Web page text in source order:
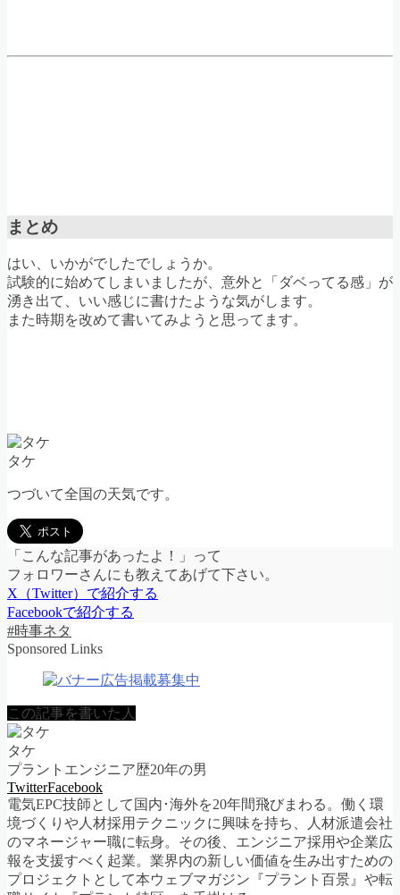
まとめ
はい、いかがでしたでしょうか。
試験的に始めてしまいましたが、意外と「ダベってる感」が
湧き出て、いい感じに書けたような気がします。
また時期を改めて書いてみようと思ってます。
タケ
つづいて全国の天気です。
「こんな記事があったよ！」って
フォロワーさんにも教えてあげて下さい。
X（Twitter）で紹介する
Facebookで紹介する
#時事ネタ
Sponsored Links
この記事を書いた人
タケ
プラントエンジニア歴20年の男
TwitterFacebook
電気EPC技師として国内･海外を20年間飛びまわる。働く環
境づくりや人材採用テクニックに興味を持ち、人材派遣会社
のマネージャー職に転身。その後、エンジニア採用や企業広
報を支援すべく起業。業界内の新しい価値を生み出すための
プロジェクトとして本ウェブマガジン『プラント百景』や転